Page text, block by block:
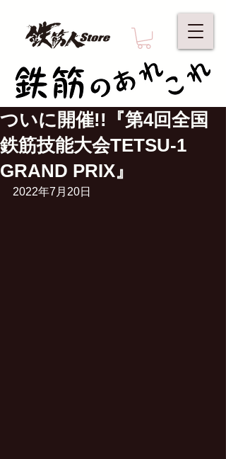
ついに開催!!『第4回全国
鉄筋技能大会TETSU-1
GRAND PRIX』
2022年7月20日